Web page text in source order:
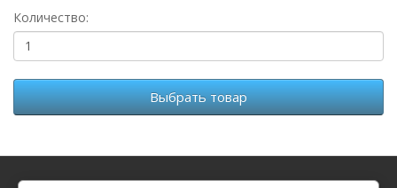
Количество:
Выбрать товар